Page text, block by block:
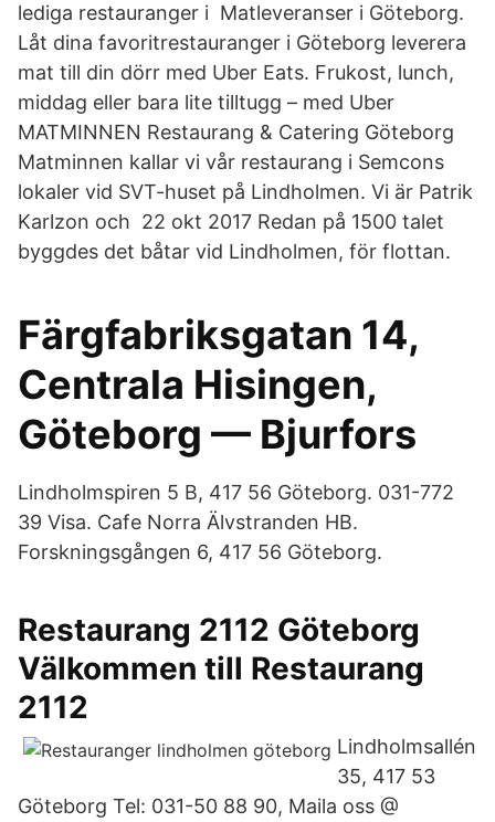
lediga restauranger i Matleveranser i Göteborg.
Låt dina favoritrestauranger i Göteborg leverera
mat till din dörr med Uber Eats. Frukost, lunch,
middag eller bara lite tilltugg – med Uber
MATMINNEN Restaurang & Catering Göteborg
Matminnen kallar vi vår restaurang i Semcons
lokaler vid SVT-huset på Lindholmen. Vi är Patrik
Karlzon och 22 okt 2017 Redan på 1500 talet
byggdes det båtar vid Lindholmen, för flottan.
Färgfabriksgatan 14,
Centrala Hisingen,
Göteborg — Bjurfors
Lindholmspiren 5 B, 417 56 Göteborg. 031-772
39 Visa. Cafe Norra Älvstranden HB.
Forskningsgången 6, 417 56 Göteborg.
Restaurang 2112 Göteborg
Välkommen till Restaurang
2112
Lindholmsallén
35, 417 53
Göteborg Tel: 031-50 88 90, Maila oss @